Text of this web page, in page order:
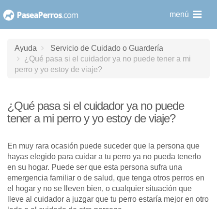
al
menú
Ayuda
Servicio de Cuidado o Guardería
¿Qué pasa si el cuidador ya no puede tener a mi
perro y yo estoy de viaje?
¿Qué pasa si el cuidador ya no puede
tener a mi perro y yo estoy de viaje?
En muy rara ocasión puede suceder que la persona que
hayas elegido para cuidar a tu perro ya no pueda tenerlo
en su hogar. Puede ser que esta persona sufra una
emergencia familiar o de salud, que tenga otros perros en
el hogar y no se lleven bien, o cualquier situación que
lleve al cuidador a juzgar que tu perro estaría mejor en otro